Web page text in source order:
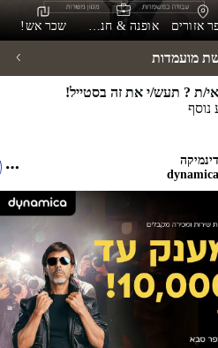
אזורים אופנה & חנויות שכר אש!
מועמדות
ת ? תעש/י את זה בסטייל!
נוסף
דינמיקה
dynamica